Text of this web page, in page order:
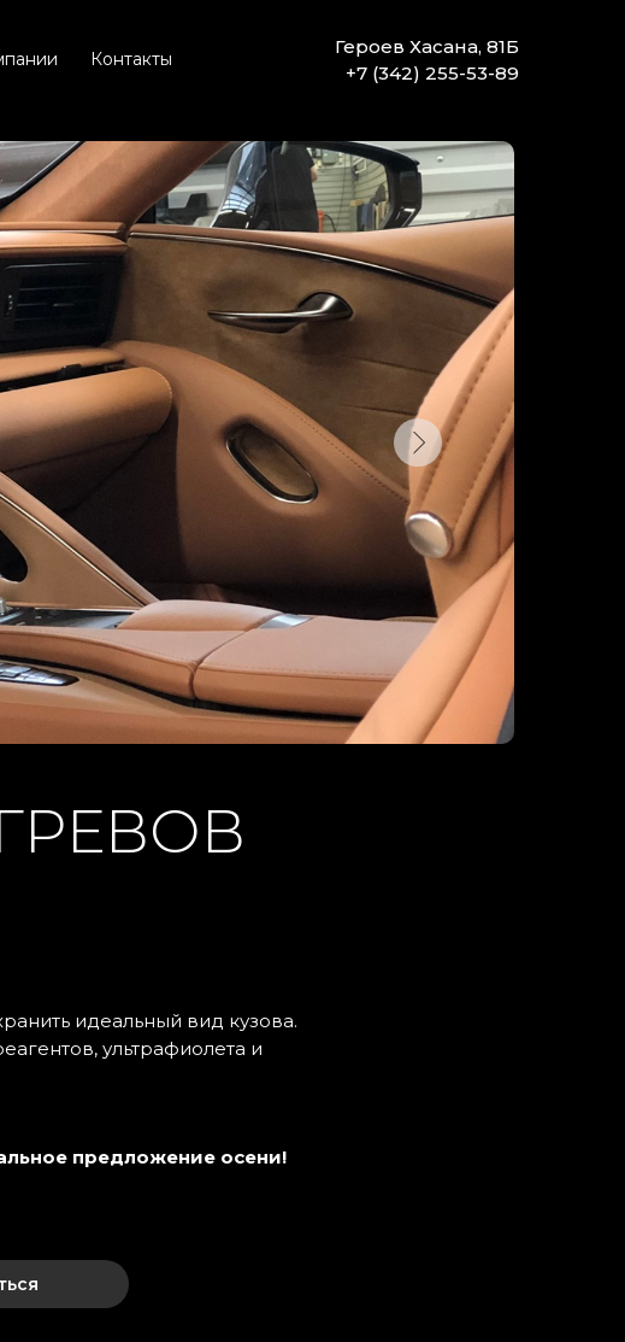
Контакты
Героев Хасана, 81Б
+7 (342) 255-53-89
предложение осени!
идеальный вид кузова.
ультрафиолета и